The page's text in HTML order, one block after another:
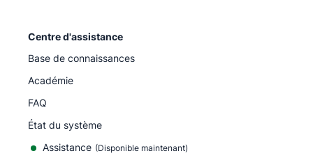
Centre d'assistance
Base de connaissances
Académie
FAQ
État du système
Assistance (Disponible maintenant)